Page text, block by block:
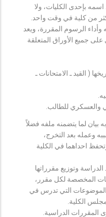
بإحدى الكليات، ولا
من كلية في وقت واحد.
وأداء الرسوم المقررة، ويعد
جميع الأوراق المتعلقة
( القيد ـ الامتحانات ـ
والعسكري للطالب.
لما يتضمنه ملفه فضلاً
وعمله بعد التخرج،
احداهما في الكلية
الدراسة وتوزيع مقرراتها
المخصصة لكل مقرر،
التي تدرس في
الكلية.
المقررات الدراسية.